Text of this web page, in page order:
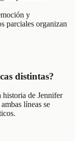
y
parciales organizan
distintas?
de Jennifer
líneas se